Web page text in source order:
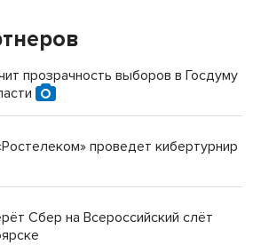
прозрачность выборов в Госдуму
проведет кибертурнир
Сбер на Всероссийский слёт